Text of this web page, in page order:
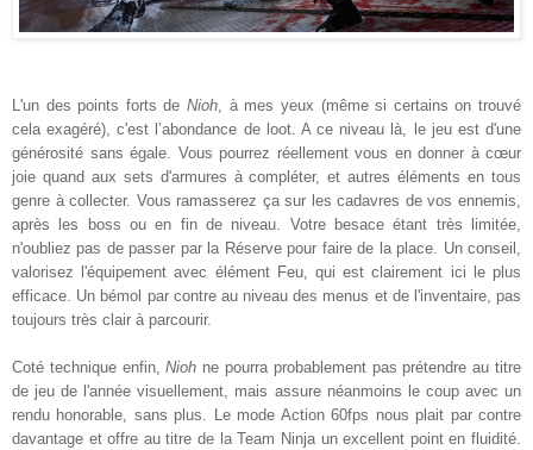
L'un des points forts deNioh, à mes yeux (même si certains on trouvé
cela exagéré),c'est l’abondance de loot. A ce niveau là, le jeuest d'une
générosité sans égale. Vous pourrez réellement vous en donner à cœur
joie quand aux sets d'armures àcompléter, et autres éléments en tous
genre à collecter. Vous ramasserez ça sur les cadavres de vos ennemis,
après les boss ou en fin de niveau. Votre besace étant très limitée,
n'oubliez pas de passer par la Réserve pour faire de la place. Un conseil,
valorisez l'équipement avec élément Feu, qui est clairement ici le plus
efficace. Un bémol par contre au niveau des menus et de l'inventaire, pas
toujours très clair à parcourir.
Coté technique enfin,Nioh ne pourra probablement pas prétendre au titre
de jeu de l'année visuellement, mais assure néanmoins le coup avec un
rendu honorable, sans plus. Lemode Action 60fps nous plait par contre
davantage etoffre au titre de la Team Ninja un excellent point en fluidité.